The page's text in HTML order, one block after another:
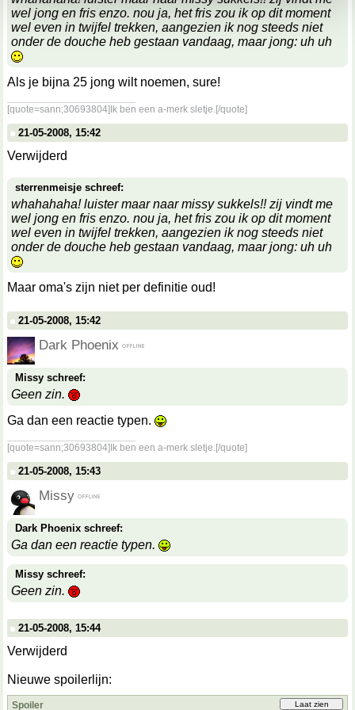
wel jong en fris enzo. nou ja, het fris zou ik op dit moment
wel even in twijfel trekken, aangezien ik nog steeds niet
onder de douche heb gestaan vandaag, maar jong: uh uh
Als je bijna 25 jong wilt noemen, sure!
[quote=sann;30693804]Ik ben een a-merk sletje.[/quote]
21-05-2008, 15:42
Verwijderd
sterrenmeisje schreef:
whahahaha! luister maar naar missy sukkels!! zij vindt me
wel jong en fris enzo. nou ja, het fris zou ik op dit moment
wel even in twijfel trekken, aangezien ik nog steeds niet
onder de douche heb gestaan vandaag, maar jong: uh uh
Maar oma's zijn niet per definitie oud!
21-05-2008, 15:42
Dark Phoenix
Missy schreef:
Geen zin.
Ga dan een reactie typen.
[quote=sann;30693804]Ik ben een a-merk sletje.[/quote]
21-05-2008, 15:43
Missy
Dark Phoenix schreef:
Ga dan een reactie typen.
Missy schreef:
Geen zin.
21-05-2008, 15:44
Verwijderd
Nieuwe spoilerlijn:
Spoiler